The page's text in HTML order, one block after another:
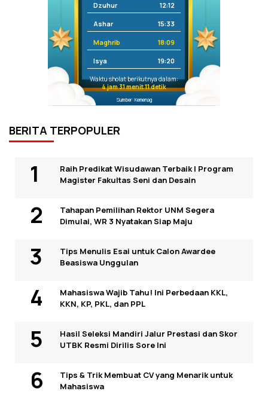
Dzuhur 12:12
Ashar 15:33
Maghrib 18:09
Isya 19:20
Waktu sholat berikutnya dalam:
4 jam 31 menit 11 detik
Sumber: Kemenag
BERITA TERPOPULER
Raih Predikat Wisudawan Terbaik I Program
Magister Fakultas Seni dan Desain
Tahapan Pemilihan Rektor UNM Segera
Dimulai, WR 3 Nyatakan Siap Maju
Tips Menulis Esai untuk Calon Awardee
Beasiswa Unggulan
Mahasiswa Wajib Tahu! Ini Perbedaan KKL,
KKN, KP, PKL, dan PPL
Hasil Seleksi Mandiri Jalur Prestasi dan Skor
UTBK Resmi Dirilis Sore Ini
Tips & Trik Membuat CV yang Menarik untuk
Mahasiswa